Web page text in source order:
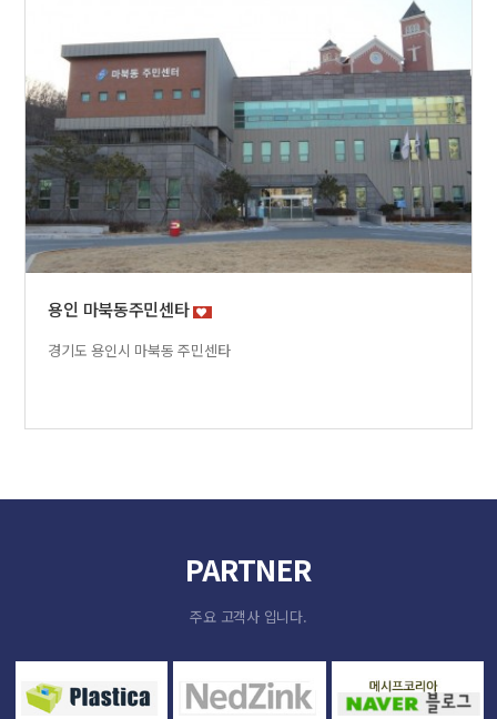
용인 마북동주민센타
경기도 용인시 마북동 주민센타
PARTNER
주요 고객사 입니다.